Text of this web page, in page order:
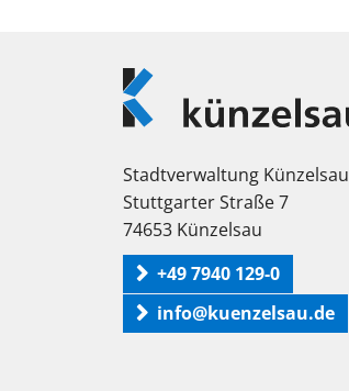
Logo
Künzelsau
Stadtverwaltung Künzelsau
Stuttgarter Straße 7
74653 Künzelsau
+49 7940 129-0
info@kuenzelsau.de